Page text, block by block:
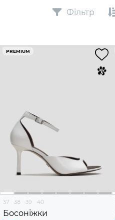
Фільтр
PREMIUM
37 38 39 40
Босоніжки